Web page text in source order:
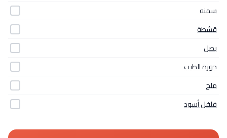
سمنه
قشطة
بصل
جوزة الطيب
ملح
فلفل أسود